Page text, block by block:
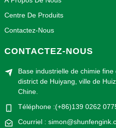
Centre De Produits
Contactez-Nous
CONTACTEZ-NOUS
Base industrielle de chimie fine
district de Huiyang, ville de
Chine.
Téléphone :(+86)139 0262
Courriel :